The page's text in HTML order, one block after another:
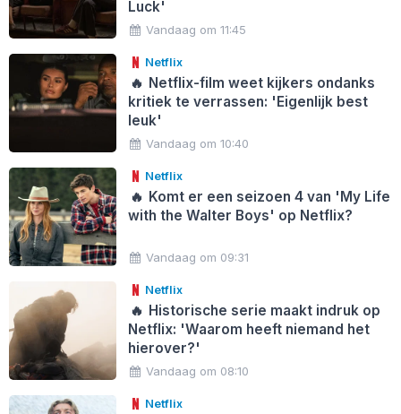
Luck'
Vandaag om 11:45
Netflix
🔥 Netflix-film weet kijkers ondanks
kritiek te verrassen: 'Eigenlijk best
leuk'
Vandaag om 10:40
Netflix
🔥 Komt er een seizoen 4 van 'My Life
with the Walter Boys' op Netflix?
Vandaag om 09:31
Netflix
🔥 Historische serie maakt indruk op
Netflix: 'Waarom heeft niemand het
hierover?'
Vandaag om 08:10
Netflix